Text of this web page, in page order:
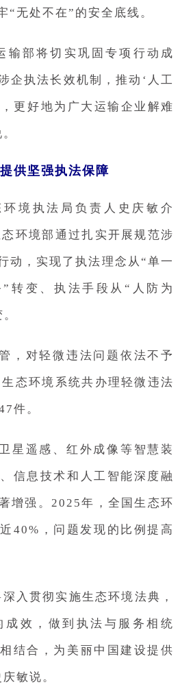
“无处不在”的安全底线。
输部将切实巩固专项行动成
企执法长效机制，推动‘人工
更好地为广大运输企业解难
供坚强执法保障
境执法局负责人史庆敏介
环境部通过扎实开展规范涉
动，实现了执法理念从“单一
转变、执法手段从“人防为
，对轻微违法问题依法不予
态环境系统共办理轻微违法
件。
星遥感、红外成像等智慧装
信息技术和人工智能深度融
增强。2025年，全国生态环
40%，问题发现的比例提高
入贯彻实施生态环境法典，
成效，做到执法与服务相统
结合，为美丽中国建设提供
敏说。